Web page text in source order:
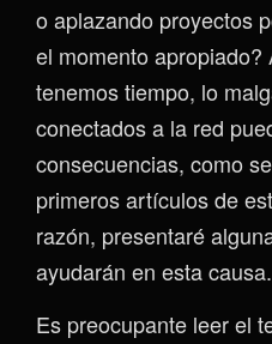
o aplazando proyectos
el momento
tenemos tiempo, lo
conectados a la red
consecuencias, como
primeros artículos de
razón, presentaré
ayudarán en esta causa.
Es preocupante leer el